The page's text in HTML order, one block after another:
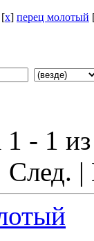
[x] перец молотый
1 - 1
След.